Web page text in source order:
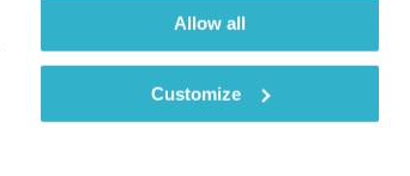
Allow all
Customize